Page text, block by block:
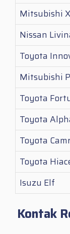
Mitsubishi
Nissan
Toyota
Mitsubishi
Toyota
Toyota
Toyota
Toyota
Isuzu Elf
Kontak